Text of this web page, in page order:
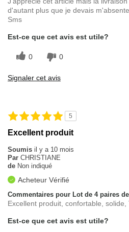
d'autant plus que je devais
Sms
Est-ce que cet avis est utile?
0 0
Signaler cet avis
5
Excellent produit
Soumis il y a 10 mois
Par CHRISTIANE
de Non indiqué
Acheteur Vérifié
Commentaires pour Lot de 4 paires
Excellent produit, confortable, solide,
Est-ce que cet avis est utile?